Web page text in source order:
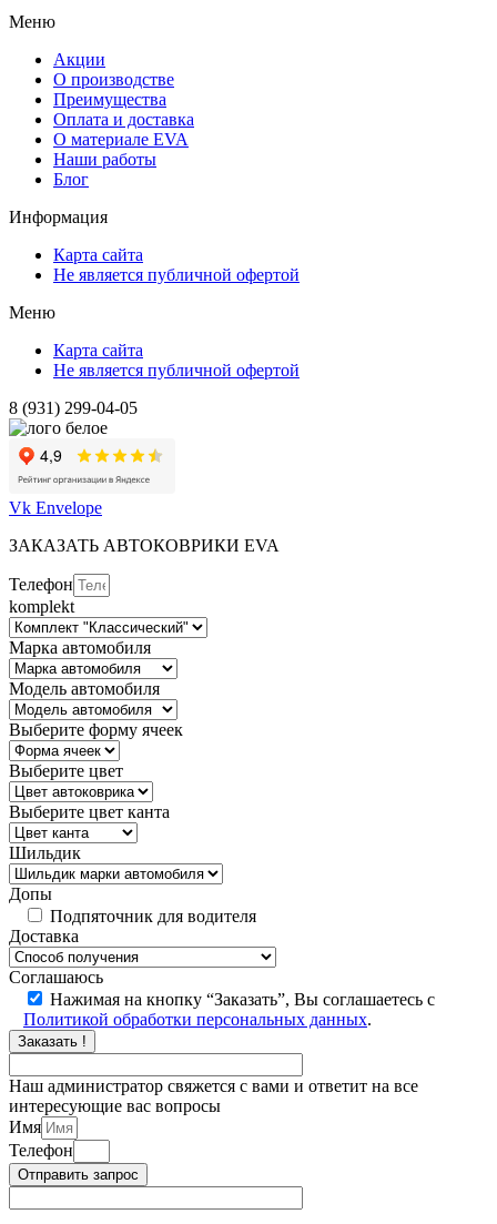
Меню
Акции
О производстве
Преимущества
Оплата и доставка
О материале EVA
Наши работы
Блог
Информация
Карта сайта
Не является публичной офертой
Меню
Карта сайта
Не является публичной офертой
8 (931) 299-04-05
Vk Envelope
ЗАКАЗАТЬ АВТОКОВРИКИ EVA
Телефон
komplekt
Марка автомобиля
Модель автомобиля
Выберите форму ячеек
Выберите цвет
Выберите цвет канта
Шильдик
Допы
Подпяточник для водителя
Доставка
Соглашаюсь
Нажимая на кнопку “Заказать”, Вы соглашаетесь с
Политикой обработки персональных данных.
Заказать !
Наш администратор свяжется с вами и ответит на все
интересующие вас вопросы
Имя
Телефон
Отправить запрос